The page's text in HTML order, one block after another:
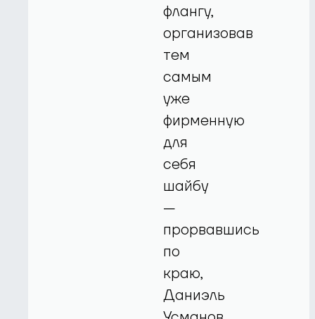
флангу,
организовав
тем
самым
уже
фирменную
для
себя
шайбу
—
прорвавшись
по
краю,
Даниэль